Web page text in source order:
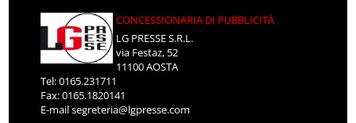
CONCESSIONARIA DI PUBBLICITÀ
LG PRESSE S.R.L.
via Festaz, 52
11100 AOSTA
Tel: 0165.231711
Fax: 0165.1820141
E-mailsegreteria@lgpresse.com